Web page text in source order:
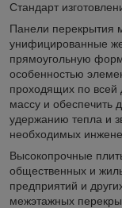
Стандарт
Панели перекрытия
унифицированные
прямоугольную
особенностью
проходящих по всей
массу и обеспечить
удержанию тепла и
необходимых
Высокопрочные
общественных и
предприятий и
межэтажных